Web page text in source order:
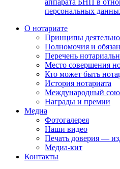
аппарата БНП в
персональных
О нотариате
Принципы
Полномочия и
Перечень
Место совершения
Кто может быть
История нотариата
Международный
Награды и премии
Медиа
Фотогалерея
Наши видео
Печать доверия —
Медиа-кит
Контакты